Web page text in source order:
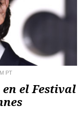
PT
el Festival